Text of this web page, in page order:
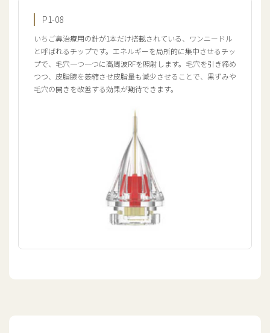
P1-08
いちご鼻治療用の針が1本だけ搭載されている、ワンニードル
と呼ばれるチップです。エネルギーを局所的に集中させるチッ
プで、毛穴一つ一つに高周波RFを照射します。毛穴を引き締め
つつ、皮脂腺を萎縮させ皮脂量も減少させることで、黒ずみや
毛穴の開きを改善する効果が期待できます。